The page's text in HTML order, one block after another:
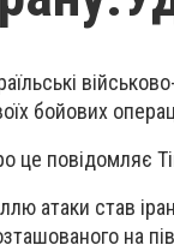
бойових
це повідомляє
атаки став
на